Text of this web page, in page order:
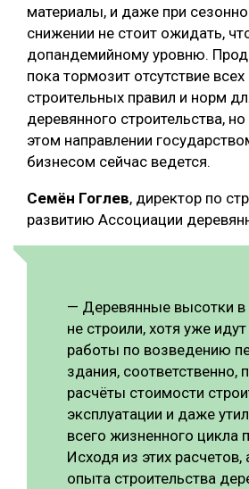
материалы, и даже при
снижении не стоит ожидать,
допандемийному уровню.
пока тормозит отсутствие
строительных правил и норм
деревянного строительства,
этом направлении
бизнесом сейчас ведется.
Семён Гоглев, директор по
развитию Ассоциации
— Деревянные высотки в
не строили, хотя уже
работы по возведению
здания, соответственно,
расчёты стоимости
эксплуатации и даже
всего жизненного цикла
Исходя из этих расчетов,
опыта строительства